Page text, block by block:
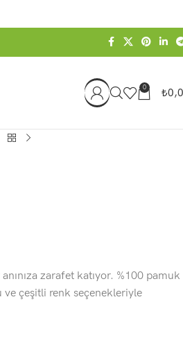
0 ₺
zarafet katıyor. %100 pamuk
çeşitli renk seçenekleriyle